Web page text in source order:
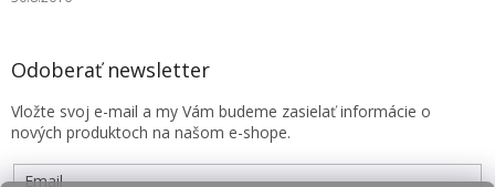
Odoberať newsletter
Vložte svoj e-mail a my Vám budeme zasielať informácie o
nových produktoch na našom e-shope.
Email